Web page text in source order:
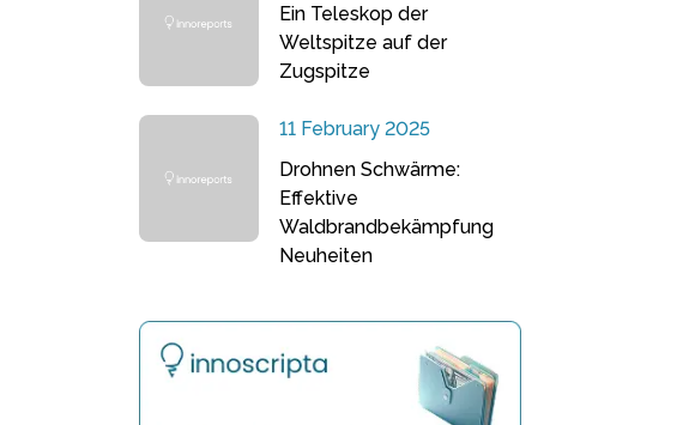
Ein Teleskop der
Weltspitze auf der
Zugspitze
11 February 2025
Drohnen Schwärme:
Effektive
Waldbrandbekämpfung
Neuheiten